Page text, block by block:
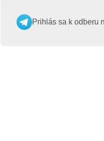
Prihlás sa k odberu